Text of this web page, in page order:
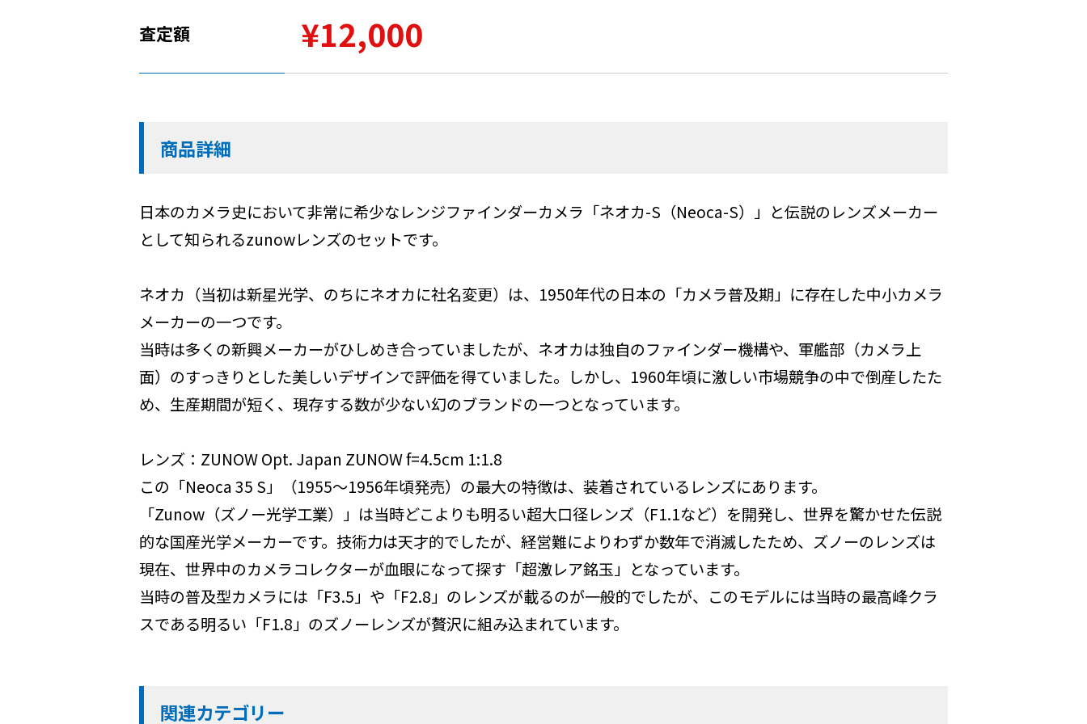
査定額 ¥12,000
商品詳細
日本のカメラ史において非常に希少なレンジファインダーカメラ「ネオカ-S（Neoca-S）」と伝説のレンズメーカー
として知られるzunowレンズのセットです。
ネオカ（当初は新星光学、のちにネオカに社名変更）は、1950年代の日本の「カメラ普及期」に存在した中小カメラ
メーカーの一つです。
当時は多くの新興メーカーがひしめき合っていましたが、ネオカは独自のファインダー機構や、軍艦部（カメラ上
面）のすっきりとした美しいデザインで評価を得ていました。しかし、1960年頃に激しい市場競争の中で倒産したた
め、生産期間が短く、現存する数が少ない幻のブランドの一つとなっています。
レンズ：ZUNOW Opt. Japan ZUNOW f=4.5cm 1:1.8
この「Neoca 35 S」（1955〜1956年頃発売）の最大の特徴は、装着されているレンズにあります。
「Zunow（ズノー光学工業）」は当時どこよりも明るい超大口径レンズ（F1.1など）を開発し、世界を驚かせた伝説
的な国産光学メーカーです。技術力は天才的でしたが、経営難によりわずか数年で消滅したため、ズノーのレンズは
現在、世界中のカメラコレクターが血眼になって探す「超激レア銘玉」となっています。
当時の普及型カメラには「F3.5」や「F2.8」のレンズが載るのが一般的でしたが、このモデルには当時の最高峰クラ
スである明るい「F1.8」のズノーレンズが贅沢に組み込まれています。
関連カテゴリー